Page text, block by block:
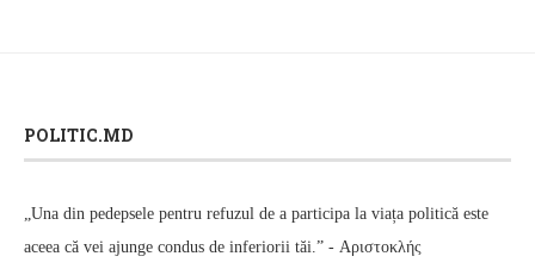
POLITIC.MD
„Una din pedepsele pentru refuzul de a participa la viața politică este
aceea că vei ajunge condus de inferiorii tăi.” - Αριστοκλής